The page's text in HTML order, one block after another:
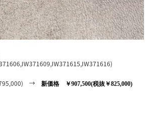
→ 新価格 ￥907,500(税抜￥825,000)